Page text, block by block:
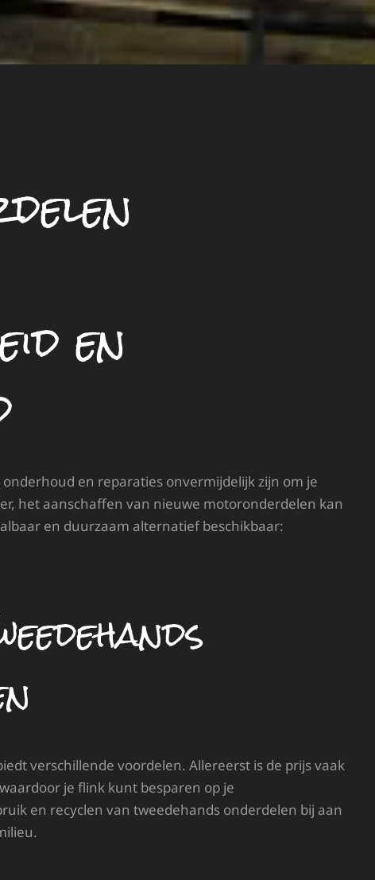
en
en reparaties onvermijdelijk zijn om je
het aanschaffen van nieuwe motoronderdelen kan
en duurzaam alternatief beschikbaar:
verschillende voordelen. Allereerst is de prijs vaak
je flink kunt besparen op je
en recyclen van tweedehands onderdelen bij aan